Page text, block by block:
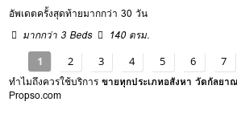
อัพเดตครั้งสุดท้ายมากกว่า 30 วัน
มากกว่า 3 Beds
140 ตรม.
1 2 3 4 5 6 7
ทำไมถึงควรใช้บริการขายทุกประเภทอสังหา วัดกัลยา
Propso.com